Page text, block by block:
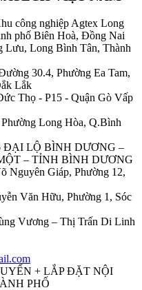
công nghiệp Agtex Long
phố Biên Hoà, Đồng Nai
Lưu, Long Bình Tân, Thành
30.4, Phường Ea Tam,
Lắk
Thọ - P15 - Quận Gò Vấp
Long Hòa, Q.Bình
ĐẠI LỘ BÌNH DƯƠNG –
– TỈNH BÌNH DƯƠNG
Nguyên Giáp, Phường 12,
Văn Hữu, Phường 1, Sóc
Vương – Thị Trấn Di Linh
+ LẮP ĐẶT NỘI
PHỐ